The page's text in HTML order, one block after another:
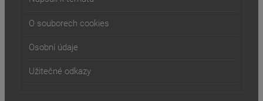
O souborech cookies
Osobní údaje
Užitečné odkazy